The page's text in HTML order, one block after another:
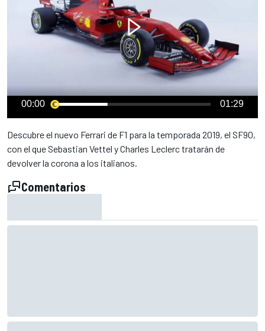
00:00 01:29
Descubre el nuevo Ferrari de F1 para la temporada 2019, el SF90,
con el que Sebastian Vettel y Charles Leclerc tratarán de
devolver la corona a los italianos.
Comentarios